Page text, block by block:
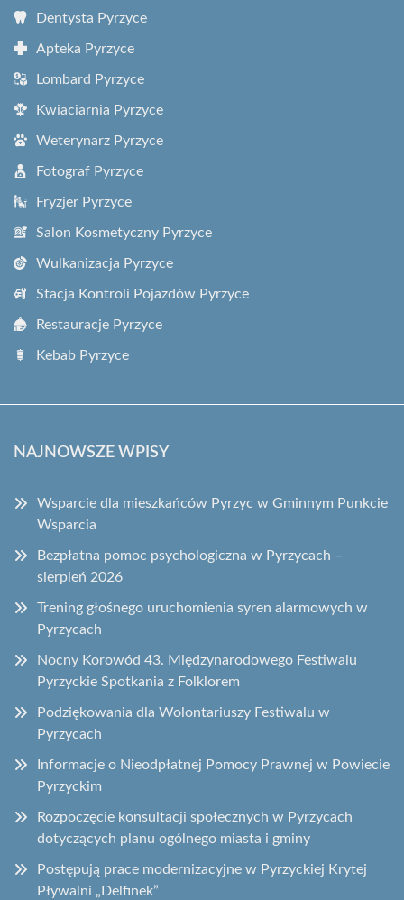
Dentysta Pyrzyce
Apteka Pyrzyce
Lombard Pyrzyce
Kwiaciarnia Pyrzyce
Weterynarz Pyrzyce
Fotograf Pyrzyce
Fryzjer Pyrzyce
Salon Kosmetyczny Pyrzyce
Wulkanizacja Pyrzyce
Stacja Kontroli Pojazdów Pyrzyce
Restauracje Pyrzyce
Kebab Pyrzyce
NAJNOWSZE WPISY
Wsparcie dla mieszkańców Pyrzyc w Gminnym Punkcie
Wsparcia
Bezpłatna pomoc psychologiczna w Pyrzycach –
sierpień 2026
Trening głośnego uruchomienia syren alarmowych w
Pyrzycach
Nocny Korowód 43. Międzynarodowego Festiwalu
Pyrzyckie Spotkania z Folklorem
Podziękowania dla Wolontariuszy Festiwalu w
Pyrzycach
Informacje o Nieodpłatnej Pomocy Prawnej w Powiecie
Pyrzyckim
Rozpoczęcie konsultacji społecznych w Pyrzycach
dotyczących planu ogólnego miasta i gminy
Postępują prace modernizacyjne w Pyrzyckiej Krytej
Pływalni „Delfinek”